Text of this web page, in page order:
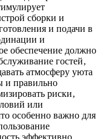
сборки и
и подачи в
и
обеспечение должно
гостей‚
атмосферу уюта
и правильно
риски‚
или
особенно важно для
эффективно